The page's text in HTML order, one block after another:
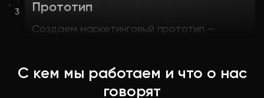
3 Прототип
Создаем маркетинговый прототип —
мы выстраиваем надежную архитектуру
контента и расставляем смысловые
С кем мы работаем и что о нас
говорят